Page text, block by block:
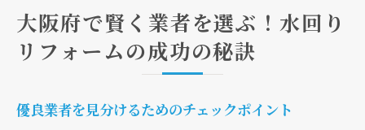
大阪府で賢く業者を選ぶ！水回り
リフォームの成功の秘訣
優良業者を見分けるためのチェックポイント